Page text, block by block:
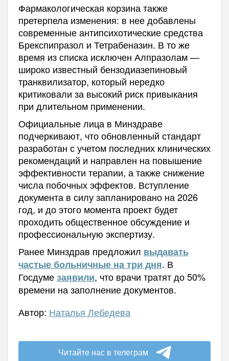
Фармакологическая корзина также
претерпела изменения: в нее добавлены
современные антипсихотические средства
Брекспипразол и Тетрабеназин. В то же
время из списка исключен Алпразолам —
широко известный бензодиазепиновый
транквилизатор, который нередко
критиковали за высокий риск привыкания
при длительном применении.
Официальные лица в Минздраве
подчеркивают, что обновленный стандарт
разработан с учетом последних клинических
рекомендаций и направлен на повышение
эффективности терапии, а также снижение
числа побочных эффектов. Вступление
документа в силу запланировано на 2026
год, и до этого момента проект будет
проходить общественное обсуждение и
профессиональную экспертизу.
Ранее Минздрав предложил выдавать
частые больничные на три дня. В
Госдумезаявили, что врачи тратят до 50%
времени на заполнение документов.
Автор: Наталья Лебедева
Читайте нас в телеграм